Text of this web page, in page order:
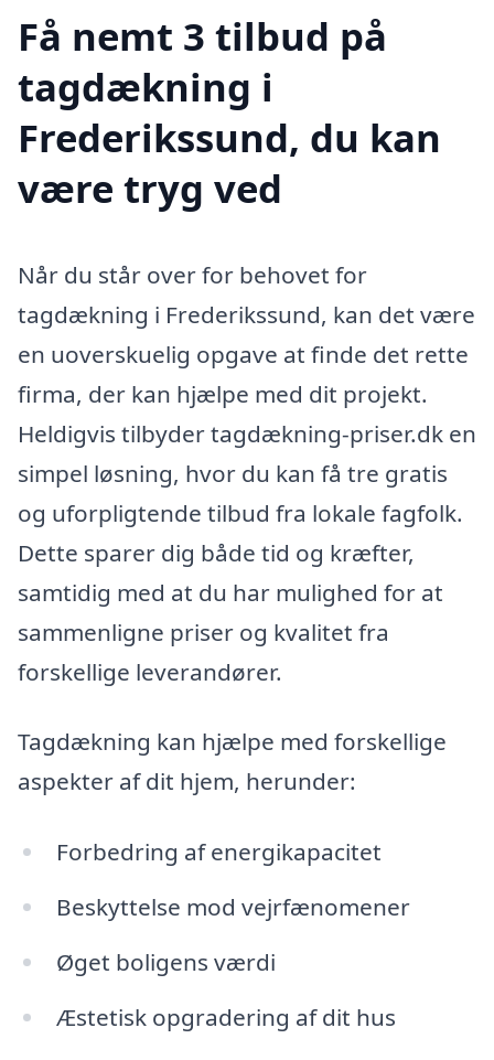
Få nemt 3 tilbud på
tagdækning i
Frederikssund, du kan
være tryg ved
Når du står over for behovet for
tagdækning i Frederikssund, kan det være
en uoverskuelig opgave at finde det rette
firma, der kan hjælpe med dit projekt.
Heldigvis tilbyder tagdækning-priser.dk en
simpel løsning, hvor du kan få tre gratis
og uforpligtende tilbud fra lokale fagfolk.
Dette sparer dig både tid og kræfter,
samtidig med at du har mulighed for at
sammenligne priser og kvalitet fra
forskellige leverandører.
Tagdækning kan hjælpe med forskellige
aspekter af dit hjem, herunder:
Forbedring af energikapacitet
Beskyttelse mod vejrfænomener
Øget boligens værdi
Æstetisk opgradering af dit hus